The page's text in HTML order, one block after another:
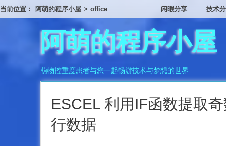
闲暇分享 技术
当前位置： 阿萌的程序小屋 > office
阿萌的程序小屋
萌物控重度患者与您一起畅游技术与梦想的世界
ESCEL 利用IF函数提取
行数据